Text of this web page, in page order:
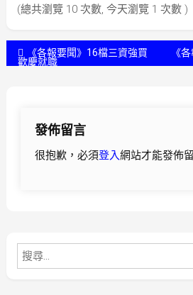
(總共瀏覽 10 次數, 今天瀏覽 1 次數 )
文 《各報要聞》16檔三資強買
歡慶就職
《
發佈留言
很抱歉，必須登入網站才能發佈